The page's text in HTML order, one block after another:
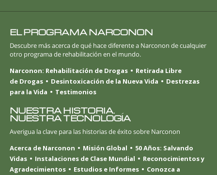
EL PROGRAMA NARCONON
Descubre más acerca de qué hace diferente a Narconon de cualquier
otro programa de rehabilitación en el mundo.
Narconon: Rehabilitación de Drogas
Retirada Libre
de Drogas
Desintoxicación de la Nueva Vida
Destrezas
para la Vida
Testimonios
NUESTRA HISTORIA.
NUESTRA TECNOLOGÍA
Averigua la clave para las historias de éxito sobre Narconon
Acerca de Narconon
Misión Global
50 Años: Salvando
Vidas
Instalaciones de Clase Mundial
Reconocimientos y
Agradecimientos
Estudios e Informes
Conozca a